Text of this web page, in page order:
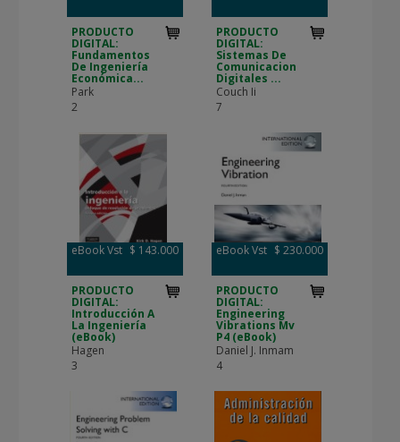
PRODUCTO
DIGITAL:
Fundamentos
De Ingeniería
Económica...
Park
2
PRODUCTO
DIGITAL:
Sistemas De
Comunicacion
Digitales ...
Couch Ii
7
eBook Vst $ 143.000
PRODUCTO
DIGITAL:
Introducción A
La Ingeniería
(eBook)
Hagen
3
eBook Vst $ 230.000
PRODUCTO
DIGITAL:
Engineering
Vibrations Mv
P4 (eBook)
Daniel J. Inmam
4